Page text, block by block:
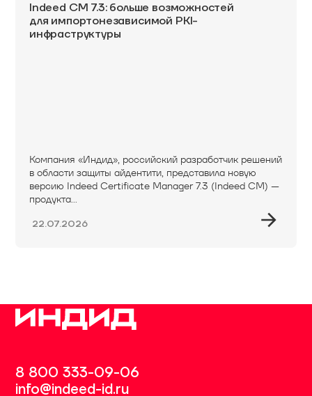
Indeed CM 7.3: больше возможностей
для импортонезависимой PKI-
инфраструктуры
Компания «Индид», российский разработчик решений
в области защиты айдентити, представила новую
версию Indeed Certificate Manager 7.3 (Indeed CM) —
продукта...
22.07.2026
8 800 333-09-06
info@indeed-id.ru